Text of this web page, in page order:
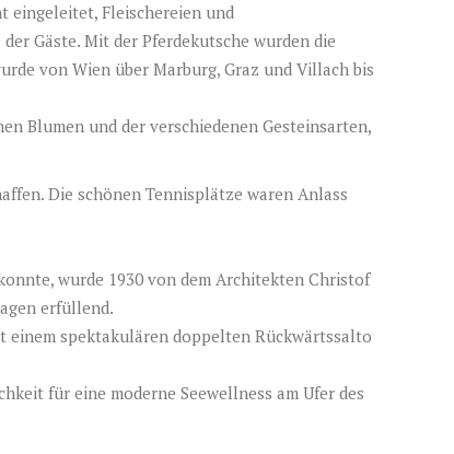
eingeleitet, Fleischereien und
Gäste. Mit der Pferdekutsche wurden die
von Wien über Marburg, Graz und Villach bis
Blumen und der verschiedenen Gesteinsarten,
Die schönen Tennisplätze waren Anlass
wurde 1930 von dem Architekten Christof
erfüllend.
einem spektakulären doppelten Rückwärtssalto
für eine moderne Seewellness am Ufer des